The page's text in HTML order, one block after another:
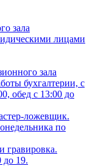
зала
лицами
зала
бухгалтерии, с
обед с 13:00 до
ложевщик.
по
гравировка.
до 19.